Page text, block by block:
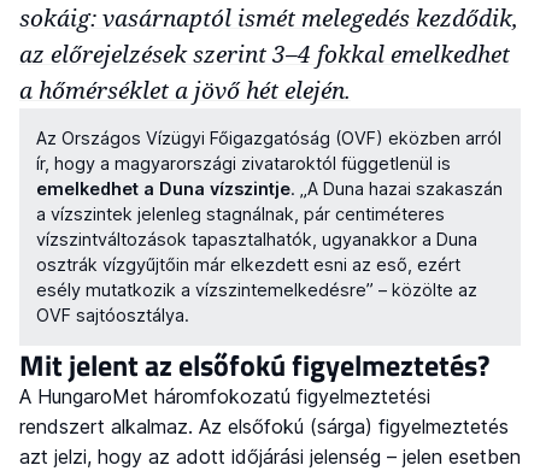
sokáig: vasárnaptól ismét melegedés kezdődik,
az előrejelzések szerint 3–4 fokkal emelkedhet
a hőmérséklet a jövő hét elején.
Az Országos Vízügyi Főigazgatóság (OVF) eközben arról
ír, hogy a magyarországi zivataroktól függetlenül is
emelkedhet a Duna vízszintje. „A Duna hazai szakaszán
a vízszintek jelenleg stagnálnak, pár centiméteres
vízszintváltozások tapasztalhatók, ugyanakkor a Duna
osztrák vízgyűjtőin már elkezdett esni az eső, ezért
esély mutatkozik a vízszintemelkedésre” – közölte az
OVF sajtóosztálya.
Mit jelent az elsőfokú figyelmeztetés?
A HungaroMet háromfokozatú figyelmeztetési
rendszert alkalmaz. Az elsőfokú (sárga) figyelmeztetés
azt jelzi, hogy az adott időjárási jelenség – jelen esetben